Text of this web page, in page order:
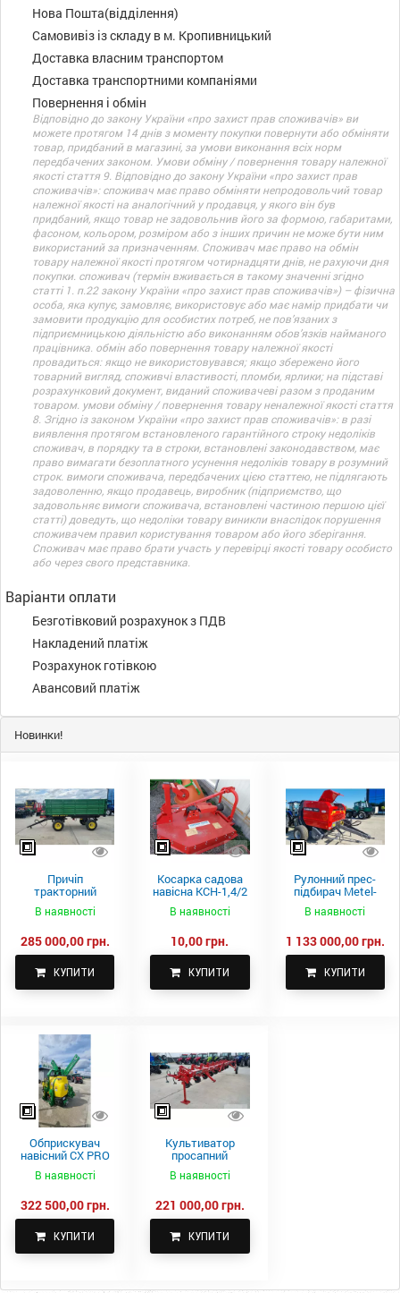
Нова Пошта(відділення)
Самовивіз із складу в м. Кропивницький
Доставка власним транспортом
Доставка транспортними компаніями
Повернення і обмін
Відповідно до закону України «про захист прав споживачів» ви
можете протягом 14 днів з моменту покупки повернути або обміняти
товар, придбаний в магазині, за умови виконання всіх норм
передбачених законом. Умови обміну / повернення товару належної
якості стаття 9. Відповідно до закону України «про захист прав
споживачів»: споживач має право обміняти непродовольчий товар
належної якості на аналогічний у продавця, у якого він був
придбаний, якщо товар не задовольнив його за формою, габаритами,
фасоном, кольором, розміром або з інших причин не може бути ним
використаний за призначенням. Споживач має право на обмін
товару належної якості протягом чотирнадцяти днів, не рахуючи дня
покупки. споживач (термін вживається в такому значенні згідно
статті 1. п.22 закону України «про захист прав споживачів») – фізична
особа, яка купує, замовляє, використовує або має намір придбати чи
замовити продукцію для особистих потреб, не пов’язаних з
підприємницькою діяльністю або виконанням обов’язків найманого
працівника. обмін або повернення товару належної якості
провадиться: якщо не використовувався; якщо збережено його
товарний вигляд, споживчі властивості, пломби, ярлики; на підставі
розрахунковий документ, виданий споживачеві разом з проданим
товаром. умови обміну / повернення товару неналежної якості стаття
8. Згідно із законом України «про захист прав споживачів»: в разі
виявлення протягом встановленого гарантійного строку недоліків
споживач, в порядку та в строки, встановлені законодавством, має
право вимагати безоплатного усунення недоліків товару в розумний
строк. вимоги споживача, передбачених цією статтею, не підлягають
задоволенню, якщо продавець, виробник (підприємство, що
задовольняє вимоги споживача, встановлені частиною першою цієї
статті) доведуть, що недоліки товару виникли внаслідок порушення
споживачем правил користування товаром або його зберігання.
Споживач має право брати участь у перевірці якості товару особисто
або через свого представника.
Варіанти оплати
Безготівковий розрахунок з ПДВ
Накладений платіж
Розрахунок готівкою
Авансовий платіж
Новинки!
Причіп
тракторний
самоскидний
Spike 2 ПТС-4
В наявності
285 000,00 грн.
КУПИТИ
Косарка садова
навісна КСН-1,4/2
В наявності
10,00 грн.
КУПИТИ
Рулонний прес-
підбирач Metel-
Fach Z 587
В наявності
1 133 000,00 грн.
КУПИТИ
Обприскувач
навісний CX PRO
В наявності
322 500,00 грн.
КУПИТИ
Культиватор
просапний
КПН-5,6-05
В наявності
221 000,00 грн.
КУПИТИ